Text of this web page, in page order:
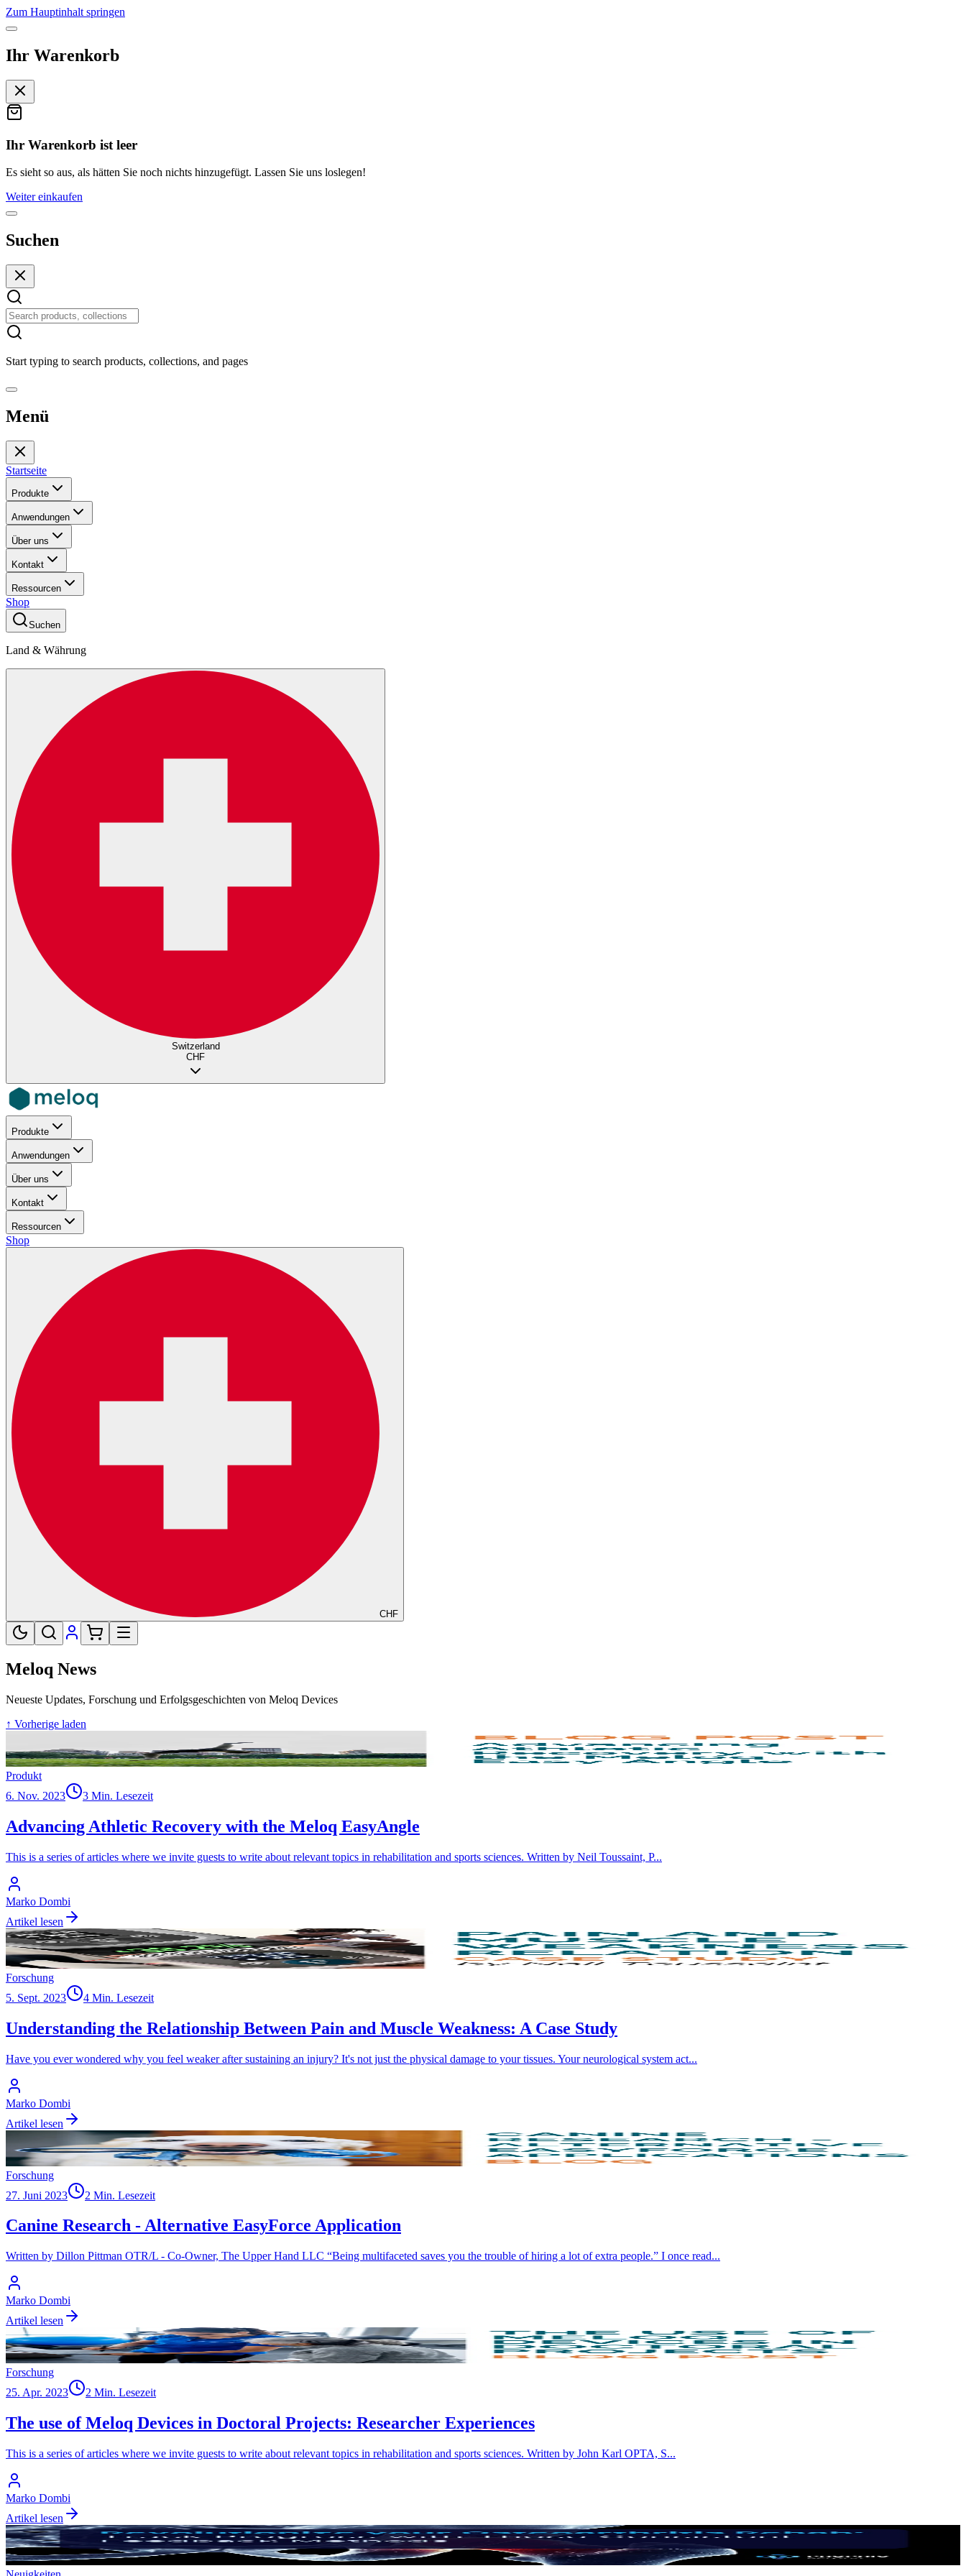
Zum Hauptinhalt springen
Ihr Warenkorb
Ihr Warenkorb ist leer
Es sieht so aus, als hätten Sie noch nichts hinzugefügt. Lassen Sie uns loslegen!
Weiter einkaufen
Suchen
Start typing to search products, collections, and pages
Menü
Startseite
Produkte
Anwendungen
Über uns
Kontakt
Ressourcen
Shop
Suchen
Land & Währung
Switzerland
CHF
Produkte
Anwendungen
Über uns
Kontakt
Ressourcen
Shop
CHF
Meloq News
Neueste Updates, Forschung und Erfolgsgeschichten von Meloq Devices
↑ Vorherige laden
Produkt
6. Nov. 2023
3 Min. Lesezeit
Advancing Athletic Recovery with the Meloq EasyAngle
This is a series of articles where we invite guests to write about relevant topics in rehabilitation and sports sciences. Written by Neil Toussaint, P...
Marko Dombi
Artikel lesen
Forschung
5. Sept. 2023
4 Min. Lesezeit
Understanding the Relationship Between Pain and Muscle Weakness: A Case Study
Have you ever wondered why you feel weaker after sustaining an injury? It's not just the physical damage to your tissues. Your neurological system act...
Marko Dombi
Artikel lesen
Forschung
27. Juni 2023
2 Min. Lesezeit
Canine Research - Alternative EasyForce Application
Written by Dillon Pittman OTR/L - Co-Owner, The Upper Hand LLC “Being multifaceted saves you the trouble of hiring a lot of extra people.” I once read...
Marko Dombi
Artikel lesen
Forschung
25. Apr. 2023
2 Min. Lesezeit
The use of Meloq Devices in Doctoral Projects: Researcher Experiences
This is a series of articles where we invite guests to write about relevant topics in rehabilitation and sports sciences. Written by John Karl OPTA, S...
Marko Dombi
Artikel lesen